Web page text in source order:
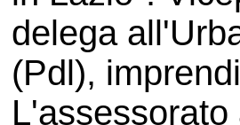
delega
(Pdl),